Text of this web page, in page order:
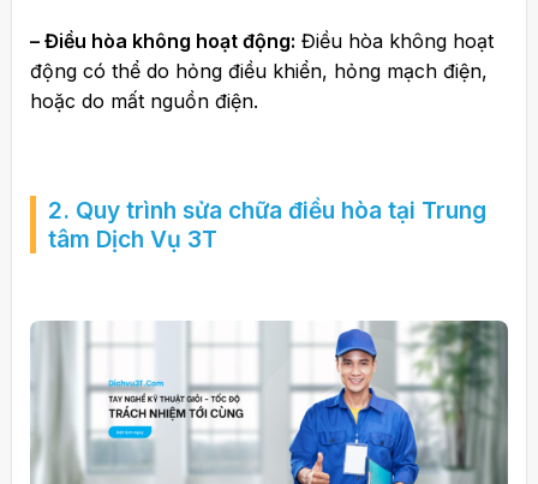
– Điều hòa không hoạt động: Điều hòa không hoạt
động có thể do hỏng điều khiển, hỏng mạch điện,
hoặc do mất nguồn điện.
2. Quy trình sửa chữa điều hòa tại Trung
tâm Dịch Vụ 3T